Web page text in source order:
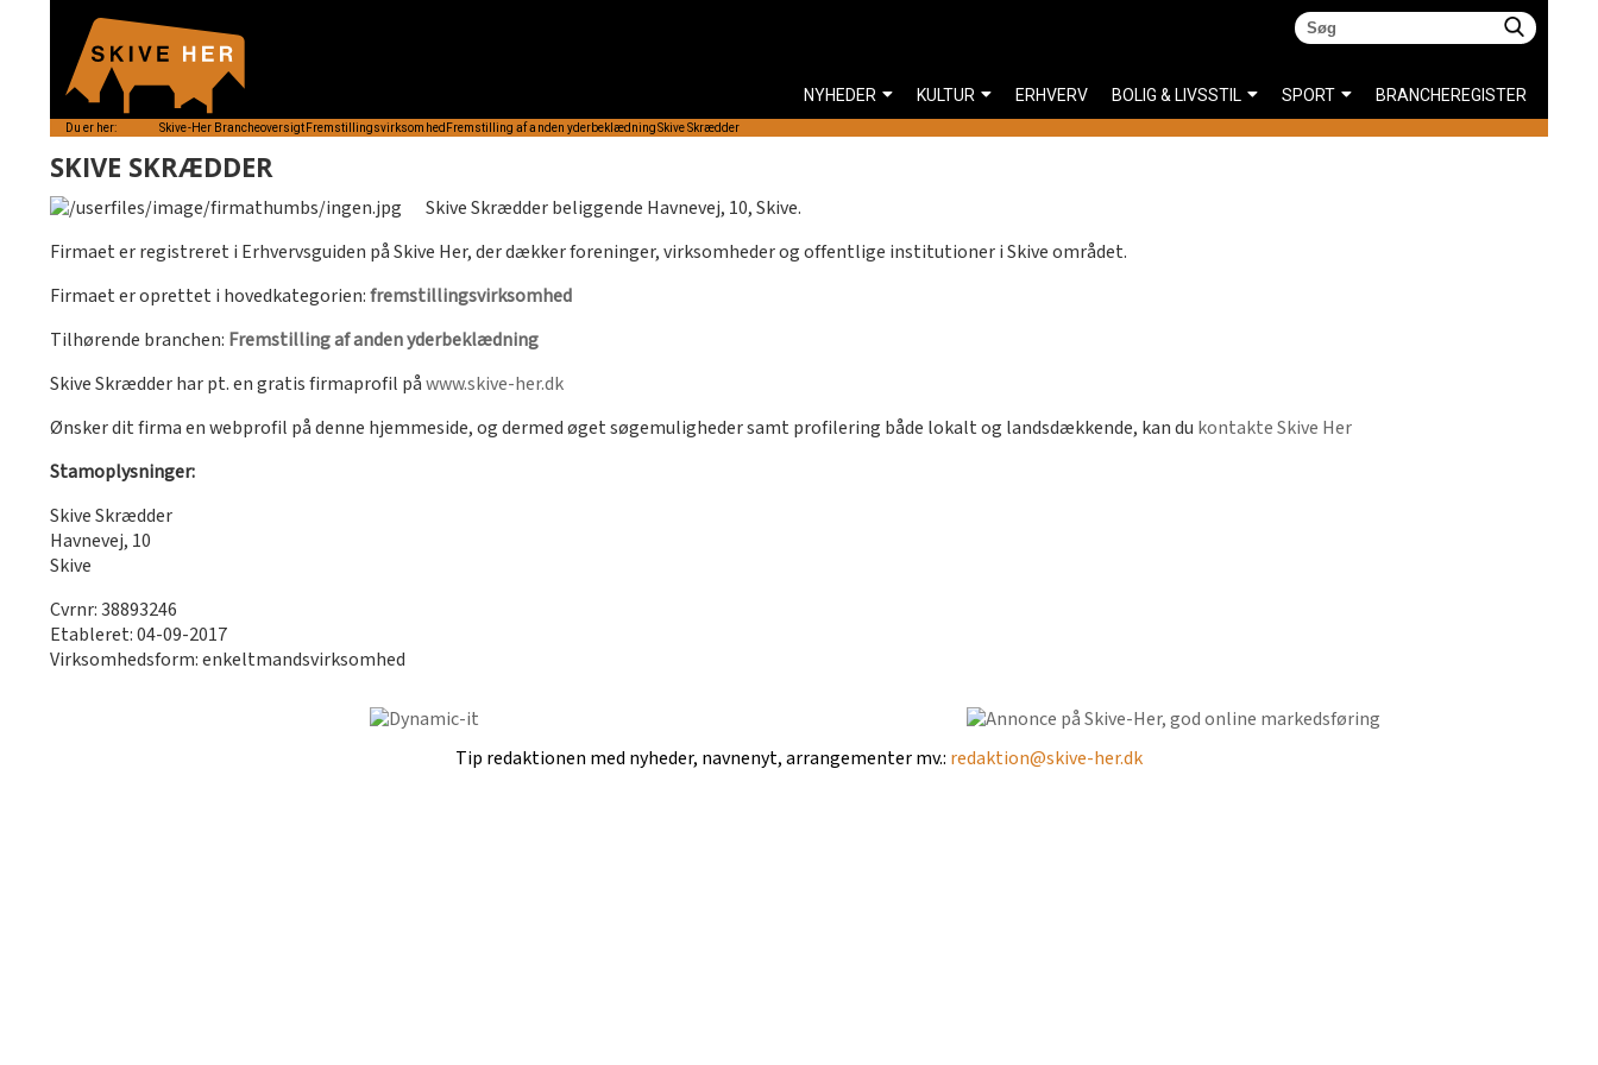
SKIVE SKRÆDDER
Skive Skrædder beliggende Havnevej, 10, Skive.
Firmaet er registreret i Erhvervsguiden på Skive Her, der dækker foreninger, virksomheder og offentlige institutioner i Skive området.
Firmaet er oprettet i hovedkategorien:fremstillingsvirksomhed
Tilhørende branchen: Fremstilling af anden yderbeklædning
Skive Skrædder har pt. en gratis firmaprofil påwww.skive-her.dk
Ønsker dit firma en webprofil på denne hjemmeside, og dermed øget søgemuligheder samt profilering både lokalt og landsdækkende, kan du kontakte Skive Her
Stamoplysninger:
Skive Skrædder
Havnevej, 10
Skive
Cvrnr: 38893246
Etableret: 04-09-2017
Virksomhedsform: enkeltmandsvirksomhed
Du er her: Skive-Her Brancheoversigt Fremstillingsvirksomhed Fremstilling af anden yderbeklædningSkive Skrædder
Tip redaktionen med nyheder, navnenyt, arrangementer mv.: redaktion@skive-her.dk
NYHEDER KULTUR ERHVERV BOLIG & LIVSSTIL SPORT BRANCHEREGISTER